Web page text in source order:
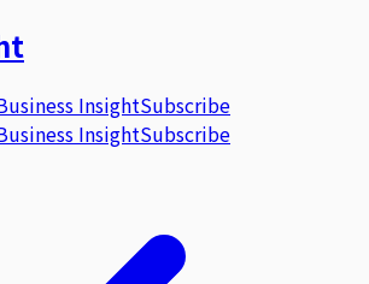
InsightSubscribe
InsightSubscribe